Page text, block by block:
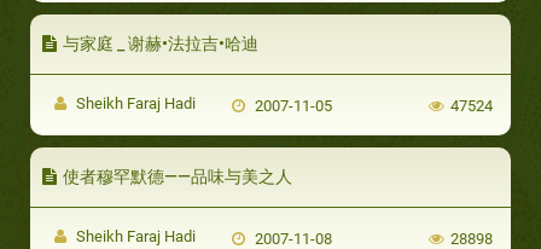
与家庭 _ 谢赫•法拉吉•哈迪
Sheikh Faraj Hadi 2007-11-05 47524
使者穆罕默德——品味与美之人
Sheikh Faraj Hadi 2007-11-08 28898